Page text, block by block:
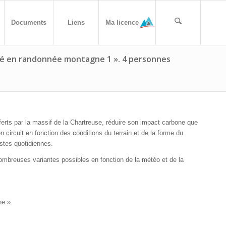
Documents Liens Ma licence
randonnée montagne 1 ». 4 personnes
par la massif de la Chartreuse, réduire son impact carbone que
circuit en fonction des conditions du terrain et de la forme du
quotidiennes.
variantes possibles en fonction de la météo et de la
».